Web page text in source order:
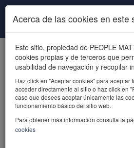
Pasar al contenido principal
powered by
Acerca de las cookies en este
Este sitio, propiedad de PEOPLE
cookies propias y de terceros que
usabilidad de navegación y recopilar
Haz click en "Aceptar cookies" para aceptar
acceder directamente al sitio o haz click en
caso que desees aceptar únicamente las
funcionamiento básico del sitio web.
Para obtener más información consulta la
cookies